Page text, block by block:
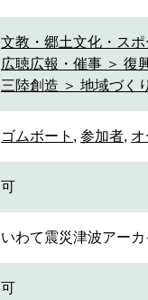
文教・郷土文化・ス
広聴広報・催事 ＞ 復
三陸創造 ＞ 地域づくり
ゴムボート , 参加者,
可
いわて震災津波アー
可